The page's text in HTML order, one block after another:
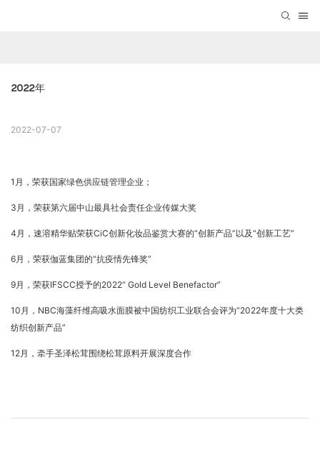
2022年
2022-07-07
1月，荣获国家绿色供应链管理企业；
3月，荣获第六届中山最具社会责任企业传媒大奖
4月，速溶精华贴荣获CiC创新化妆品鉴赏大赛的“创新产品”以及“创新工艺”
6月，荣获伽蓝集团的“抗疫情先锋奖”
9月，荣获IFSCC授予的2022“ Gold Level Benefactor”
10月，NBC海藻纤维高吸水面膜被中国纺织工业联合会评为“2022年度十大类
纺织创新产品”
12月，牵手圣泽松茸围绕松茸原料开展深度合作